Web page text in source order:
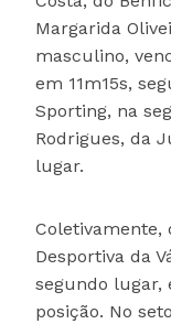
Margarida
masculino,
em 11m15s,
Sporting, na
Rodrigues, da
lugar.
Coletivamente,
Desportiva da
segundo lugar,
posição. No